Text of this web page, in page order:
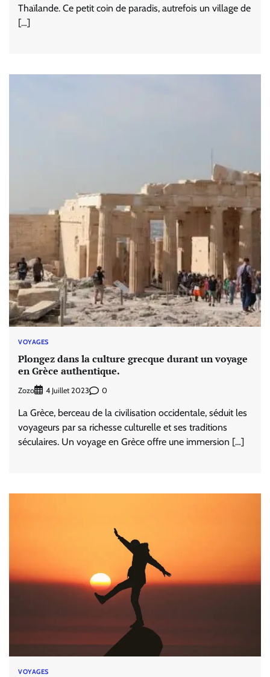
Thaïlande. Ce petit coin de paradis, autrefois un village de
[…]
VOYAGES
Plongez dans la culture grecque durant un voyage
en Grèce authentique.
Zozo 4 Juillet 2023 0
La Grèce, berceau de la civilisation occidentale, séduit les
voyageurs par sa richesse culturelle et ses traditions
séculaires. Un voyage en Grèce offre une immersion […]
VOYAGES